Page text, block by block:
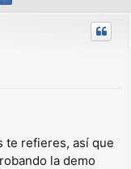
te refieres, así que
la demo